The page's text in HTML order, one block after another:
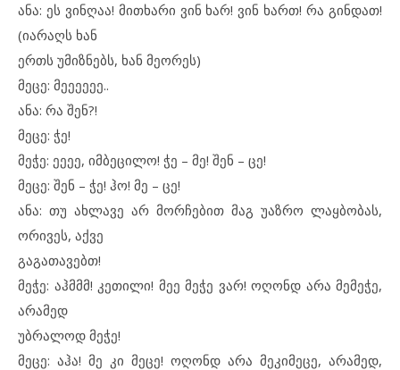
ანა: ეს ვინღაა! მითხარი ვინ ხარ! ვინ ხართ! რა გინდათ!
(იარაღს ხან
ერთს უმიზნებს, ხან მეორეს)
მეცე: მეეეეეე..
ანა: რა შენ?!
მეცე: ჭე!
მეჭე: ეეეე, იმბეცილო! ჭე – მე! შენ – ცე!
მეცე: შენ – ჭე! ჰო! მე – ცე!
ანა: თუ ახლავე არ მორჩებით მაგ უაზრო ლაყბობას,
ორივეს, აქვე
გაგათავებთ!
მეჭე: აჰმმმ! კეთილი! მეე მეჭე ვარ! ოღონდ არა მემეჭე,
არამედ
უბრალოდ მეჭე!
მეცე: აჰა! მე კი მეცე! ოღონდ არა მეკიმეცე, არამედ,